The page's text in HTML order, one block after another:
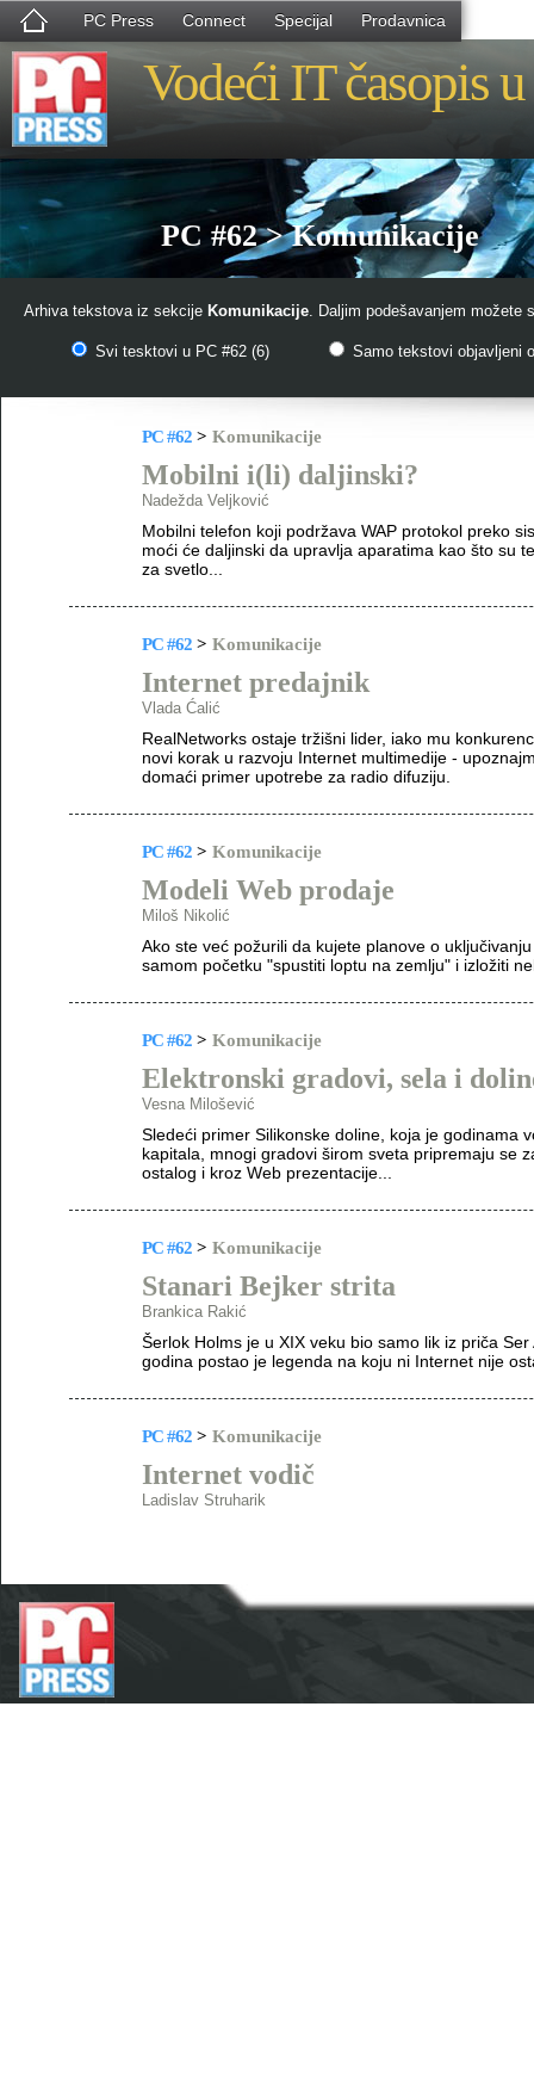
PC Press Connect Specijal Prodavnica
Vodeći IT časopis
PC #62 > Komunikacije
Arhiva tekstova iz sekcije Komunikacije. Daljim podešavanjem možete
Svi tesktovi u PC #62 (6) Samo tekstovi objavljeni
PC #62 > Komunikacije
Mobilni i(li) daljinski?
Nadežda Veljković
Mobilni telefon koji podržava WAP protokol preko
moći će daljinski da upravlja aparatima kao što su
za svetlo...
PC #62 > Komunikacije
Internet predajnik
Vlada Ćalić
RealNetworks ostaje tržišni lider, iako mu
novi korak u razvoju Internet multimedije -
domaći primer upotrebe za radio difuziju.
PC #62 > Komunikacije
Modeli Web prodaje
Miloš Nikolić
Ako ste već požurili da kujete planove o
samom početku "spustiti loptu na zemlju" i izložiti
PC #62 > Komunikacije
Elektronski gradovi, sela i
Vesna Milošević
Sledeći primer Silikonske doline, koja je godinama
kapitala, mnogi gradovi širom sveta pripremaju se
ostalog i kroz Web prezentacije...
PC #62 > Komunikacije
Stanari Bejker strita
Brankica Rakić
Šerlok Holms je u XIX veku bio samo lik iz priča
godina postao je legenda na koju ni Internet nije
PC #62 > Komunikacije
Internet vodič
Ladislav Struharik